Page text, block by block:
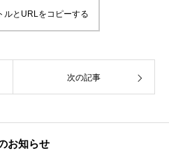
ルとURLをコピーする
次の記事
お知らせ